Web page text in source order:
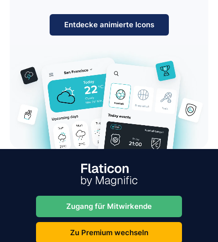
Entdecke animierte Icons
Zugang für Mitwirkende
Zu Premium wechseln